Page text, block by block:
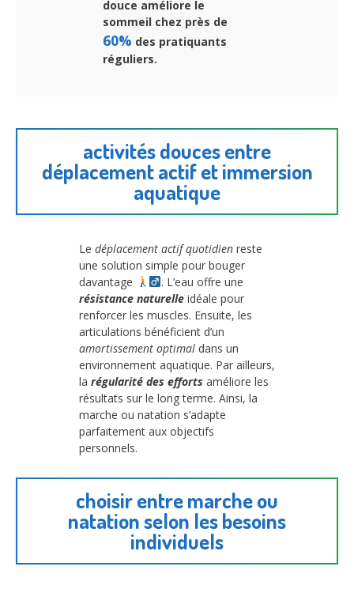
douce améliore le
sommeil chez près de
60% des pratiquants
réguliers.
activités douces entre
déplacement actif et immersion
aquatique
Le déplacement actif quotidien reste
une solution simple pour bouger
davantage
. L’eau offre une
résistance naturelle idéale pour
renforcer les muscles. Ensuite, les
articulations bénéficient d’un
amortissement optimal dans un
environnement aquatique. Par ailleurs,
la régularité des efforts améliore les
résultats sur le long terme. Ainsi, la
marche ou natation s’adapte
parfaitement aux objectifs
personnels.
choisir entre marche ou
natation selon les besoins
individuels